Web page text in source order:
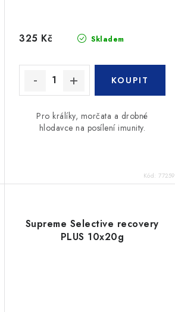
Skladem
325 Kč
Pro králíky, morčata a drobné
hlodavce na posílení imunity.
Kód: 77259
Supreme Selective recovery
PLUS 10x20g